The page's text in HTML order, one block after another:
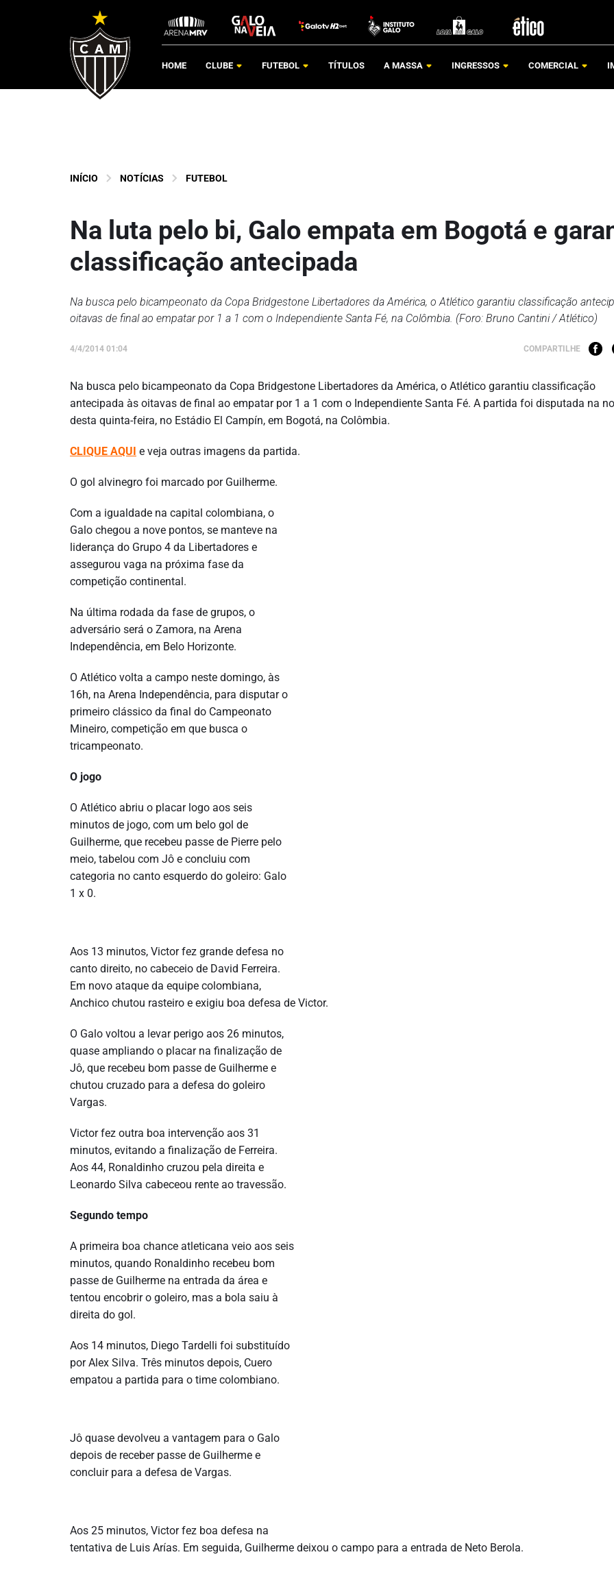
HOME CLUBE FUTEBOL TÍTULOS A MASSA INGRESSOS COMERCIAL
INÍCIO NOTÍCIAS FUTEBOL
Na luta pelo bi, Galo empata em Bogotá e
classificação antecipada
Na busca pelo bicampeonato da Copa Bridgestone Libertadores da América, o Atlético garantiu classificação
oitavas de final ao empatar por 1 a 1 com o Independiente Santa Fé, na Colômbia. (Foro: Bruno Cantini / Atlético)
4/4/2014 01:04 COMPARTILHE
Na busca pelo bicampeonato da Copa Bridgestone Libertadores da América, o Atlético garantiu classificação
antecipada às oitavas de final ao empatar por 1 a 1 com o Independiente Santa Fé. A partida foi disputada na
desta quinta-feira, no Estádio El Campín, em Bogotá, na Colômbia.
CLIQUE AQUI e veja outras imagens da partida.
O gol alvinegro foi marcado por Guilherme.
Com a igualdade na capital colombiana, o
Galo chegou a nove pontos, se manteve na
liderança do Grupo 4 da Libertadores e
assegurou vaga na próxima fase da
competição continental.
Na última rodada da fase de grupos, o
adversário será o Zamora, na Arena
Independência, em Belo Horizonte.
O Atlético volta a campo neste domingo, às
16h, na Arena Independência, para disputar o
primeiro clássico da final do Campeonato
Mineiro, competição em que busca o
tricampeonato.
O jogo
O Atlético abriu o placar logo aos seis
minutos de jogo, com um belo gol de
Guilherme, que recebeu passe de Pierre pelo
meio, tabelou com Jô e concluiu com
categoria no canto esquerdo do goleiro: Galo
1 x 0.
Aos 13 minutos, Victor fez grande defesa no
canto direito, no cabeceio de David Ferreira.
Em novo ataque da equipe colombiana,
Anchico chutou rasteiro e exigiu boa defesa de Victor.
O Galo voltou a levar perigo aos 26 minutos,
quase ampliando o placar na finalização de
Jô, que recebeu bom passe de Guilherme e
chutou cruzado para a defesa do goleiro
Vargas.
Victor fez outra boa intervenção aos 31
minutos, evitando a finalização de Ferreira.
Aos 44, Ronaldinho cruzou pela direita e
Leonardo Silva cabeceou rente ao travessão.
Segundo tempo
A primeira boa chance atleticana veio aos seis
minutos, quando Ronaldinho recebeu bom
passe de Guilherme na entrada da área e
tentou encobrir o goleiro, mas a bola saiu à
direita do gol.
Aos 14 minutos, Diego Tardelli foi substituído
por Alex Silva. Três minutos depois, Cuero
empatou a partida para o time colombiano.
Jô quase devolveu a vantagem para o Galo
depois de receber passe de Guilherme e
concluir para a defesa de Vargas.
Aos 25 minutos, Victor fez boa defesa na
tentativa de Luis Arías. Em seguida, Guilherme deixou o campo para a entrada de Neto Berola.